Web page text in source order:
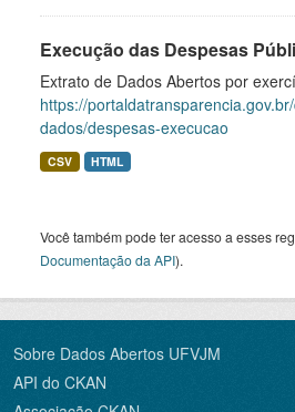
Execução das Despesas
Extrato de Dados Abertos por
https://
dados/despesas-execucao
CSV HTML
Você também pode ter acesso a esses
Documentação da API).
Sobre Dados Abertos UFVJM
API do CKAN